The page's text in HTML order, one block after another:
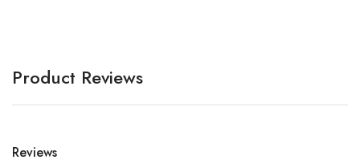
Product Reviews
Reviews